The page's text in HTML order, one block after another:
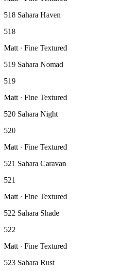
518 Sahara Haven
518
Matt · Fine Textured
519 Sahara Nomad
519
Matt · Fine Textured
520 Sahara Night
520
Matt · Fine Textured
521 Sahara Caravan
521
Matt · Fine Textured
522 Sahara Shade
522
Matt · Fine Textured
523 Sahara Rust